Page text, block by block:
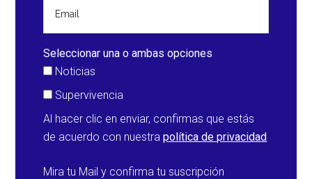
2020
Seleccionar una o ambas opciones
Noticias
Supervivencia
Al hacer clic en enviar, confirmas que estás
de acuerdo con nuestrapolítica de privacidad
Mira tu Mail y confirma tu suscripción